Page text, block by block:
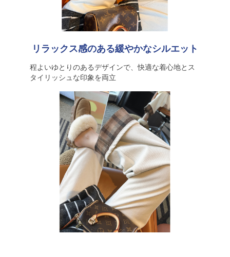
リラックス感のある緩やかなシルエット
程よいゆとりのあるデザインで、快適な着心地とス
タイリッシュな印象を両立